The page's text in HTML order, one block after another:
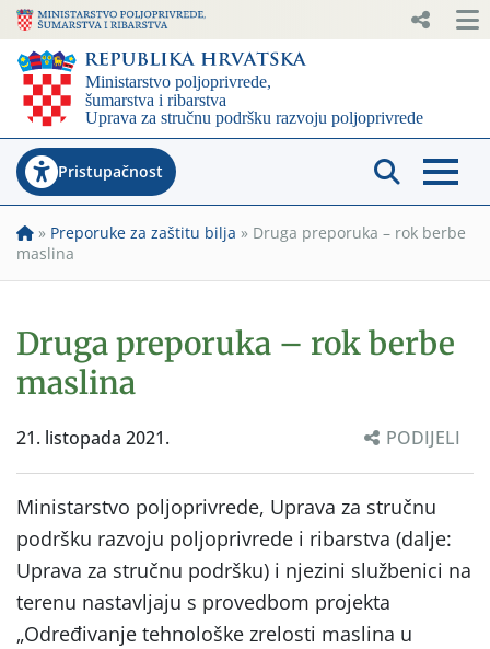
Pristupačnost
» Preporuke za zaštitu bilja » Druga preporuka – rok berbe
maslina
Druga preporuka – rok berbe
maslina
21. listopada 2021. PODIJELI
Ministarstvo poljoprivrede, Uprava za stručnu
podršku razvoju poljoprivrede i ribarstva (dalje:
Uprava za stručnu podršku) i njezini službenici na
terenu nastavljaju s provedbom projekta
„Određivanje tehnološke zrelosti maslina u